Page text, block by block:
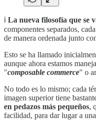
ℹ️ La nueva filosofía que se
componentes separados,
de manera ordenada junto
Esto se ha llamado
aunque ahora estamos
"composable commerce" o
No todo es lo mismo; cada
imagen superior tiene
en pedazos más pequeños,
facilidad, para dar lugar a